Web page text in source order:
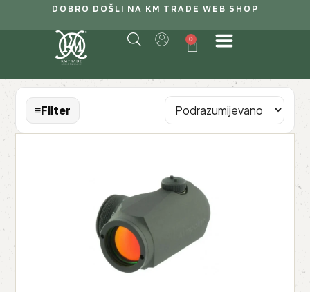
DOBRO DOŠLI NA KM TRADE WEB SHOP
0
≡Filter